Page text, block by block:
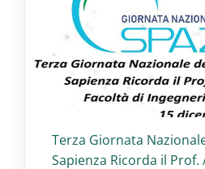
Titolo card:
Terza Giornata
Sapienza Ricorda il Prof.